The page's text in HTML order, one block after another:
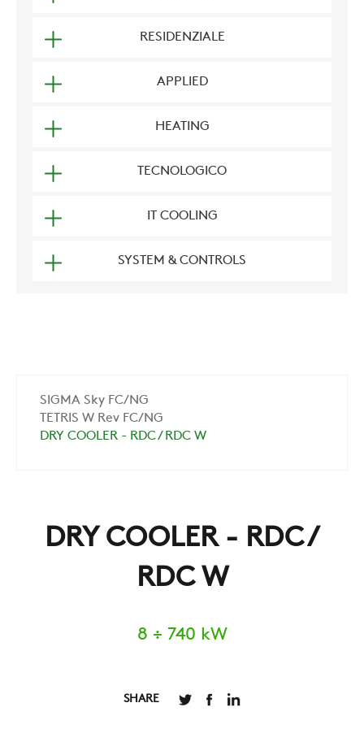
RESIDENZIALE
APPLIED
HEATING
TECNOLOGICO
IT COOLING
SYSTEM & CONTROLS
SIGMA Sky FC/NG
TETRIS W Rev FC/NG
DRY COOLER - RDC / RDC W
DRY COOLER - RDC /
RDC W
8 ÷ 740 kW
SHARE